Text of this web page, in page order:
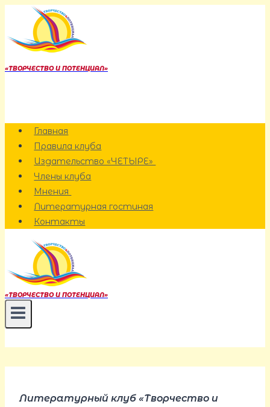
Перейти
содержанию
«ТВОРЧЕСТВО И ПОТЕНЦИАЛ»
Главная
Правила клуба
Издательство «ЧЕТЫРЕ»
Члены клуба
Мнения
Литературная гостиная
Контакты
«ТВОРЧЕСТВО И ПОТЕНЦИАЛ»
Литературный клуб «Творчество и